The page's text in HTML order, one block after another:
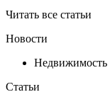
Читать все статьи
Новости
Недвижимость
Статьи